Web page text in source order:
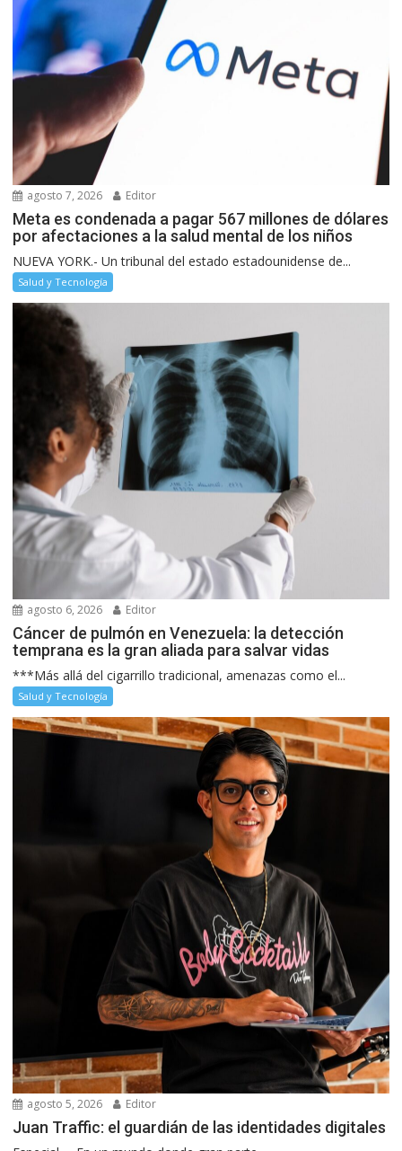
agosto 7, 2026 Editor
Meta es condenada a pagar 567 millones de dólares
por afectaciones a la salud mental de los niños
NUEVA YORK.- Un tribunal del estado estadounidense de...
Salud y Tecnología
agosto 6, 2026 Editor
Cáncer de pulmón en Venezuela: la detección
temprana es la gran aliada para salvar vidas
***Más allá del cigarrillo tradicional, amenazas como el...
Salud y Tecnología
agosto 5, 2026 Editor
Juan Traffic: el guardián de las identidades digitales